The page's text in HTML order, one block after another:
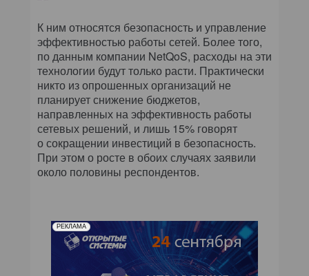
К ним относятся безопасность и управление
эффективностью работы сетей. Более того,
по данным компании NetQoS, расходы на эти
технологии будут только расти. Практически
никто из опрошенных организаций не
планирует снижение бюджетов,
направленных на эффективность работы
сетевых решений, и лишь 15% говорят
о сокращении инвестиций в безопасность.
При этом о росте в обоих случаях заявили
около половины респондентов.
РЕКЛАМА